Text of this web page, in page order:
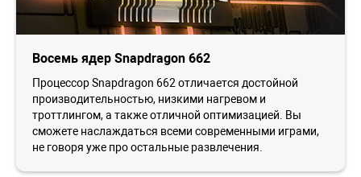
Восемь ядер Snapdragon 662
Процессор Snapdragon 662 отличается достойной
производительностью, низкими нагревом и
троттлингом, а также отличной оптимизацией. Вы
сможете наслаждаться всеми современными играми,
не говоря уже про остальные развлечения.